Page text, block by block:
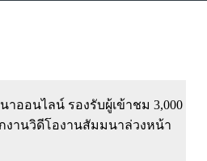
าออนไลน์ รองรับผู้เข้าชม 3,000
งานวิดีโองานสัมมนาล่วงหน้า